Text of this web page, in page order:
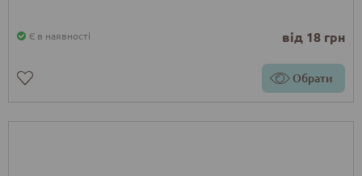
Є в наявності від 18 грн
Обрати